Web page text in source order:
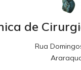
de
Rua